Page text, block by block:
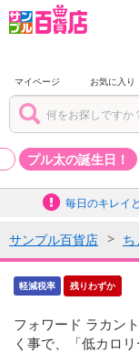
マイページ お気に入り
プル太の誕生日！
毎日のキレイ
サンプル百貨店 ち
軽減税率 残りわずか
フォワード ラカン
く事で、「低カロ